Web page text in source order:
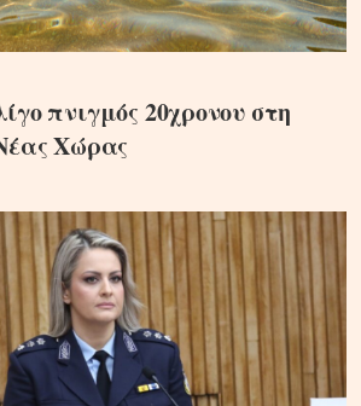
πνιγμός 20χρονου στη
Χώρας